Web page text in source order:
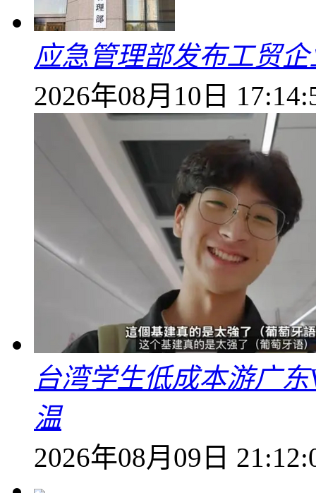
应急管理部发布工贸
2026年08月10日
台湾学生低成本游广
温
2026年08月09日